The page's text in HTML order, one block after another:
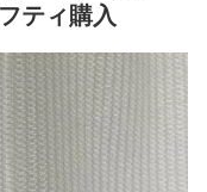
ティ購入